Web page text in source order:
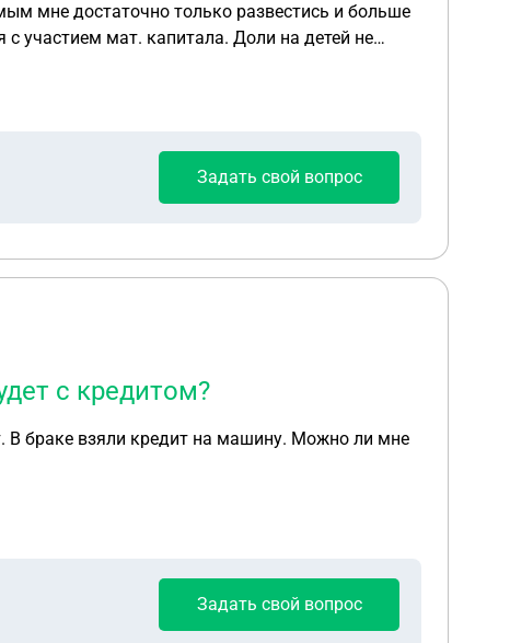
мне достаточно только развестись и больше
участием мат. капитала. Доли на детей не
Задать свой вопрос
с кредитом?
В браке взяли кредит на машину. Можно ли мне
Задать свой вопрос